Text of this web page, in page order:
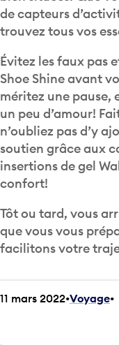
de capteurs
trouvez tous vos
Évitez les faux pas
Shoe Shine avant
méritez une pause,
un peu d’amour!
n’oubliez pas d’y
soutien grâce aux
insertions de gel
confort!
Tôt ou tard, vous
que vous vous
facilitons votre
11 mars 2022 Voyage•